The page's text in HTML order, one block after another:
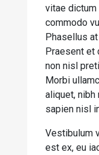
vitae dictum
commodo
Phasellus
Praesent et
non nisl
Morbi
aliquet,
sapien nisl
Vestibulum
est ex, eu